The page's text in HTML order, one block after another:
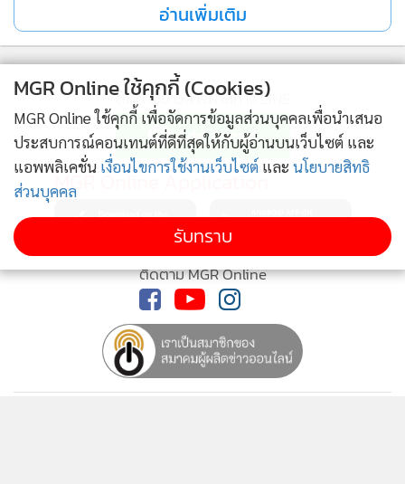
อ่านเพิ่มเติม
ติดตามข่าวสารผ่านทาง LINE
MGR Online Application
ติดตาม MGR Online
MGR Online ใช้คุกกี้ (Cookies)
MGR Online ใช้คุกกี้ เพื่อจัดการข้อมูลส่วนบุคคลเพื่อนำเสนอ
ประสบการณ์คอนเทนต์ที่ดีที่สุดให้กับผู้อ่านบนเว็บไซต์ และ
แอพพลิเคชั่น เงื่อนไขการใช้งานเว็บไซต์ และ นโยบายสิทธิ
ส่วนบุคคล
รับทราบ